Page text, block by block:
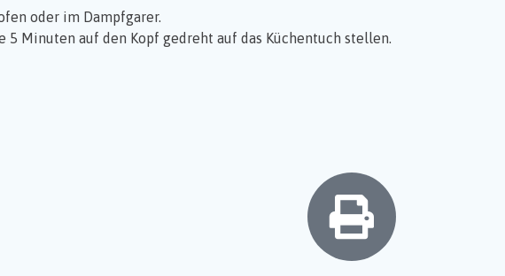
oder im Dampfgarer.
Minuten auf den Kopf gedreht auf das Küchentuch stellen.